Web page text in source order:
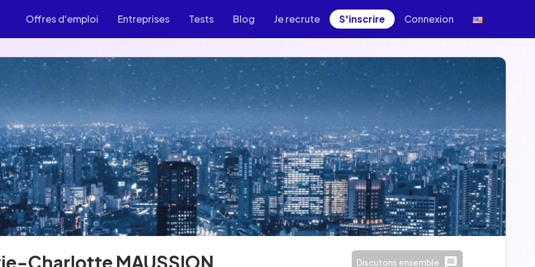
Offres d'emploi Entreprises Tests Blog Je recrute S'inscrire Connexion
Charlotte MAUSSION Discutons ensemble